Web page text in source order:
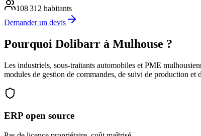
108 312 habitants
Demander un devis
Pourquoi Dolibarr à Mulhouse ?
Les industriels, sous-traitants automobiles et PME
modules de gestion de commandes, de suivi de production et
ERP open source